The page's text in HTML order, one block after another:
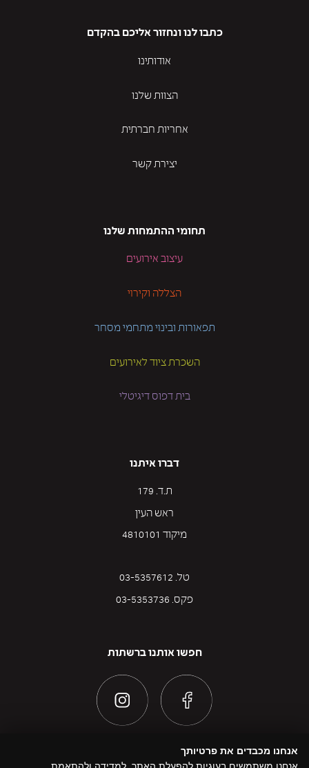
כתבו לנו ונחזור אליכם בהקדם
אודותינו
הצוות שלנו
אחריות חברתית
יצירת קשר
תחומי ההתמחות שלנו
עיצוב אירועים
הצללה וקירוי
תפאורות ובינוי מתחמי מסחר
השכרת ציוד לאירועים
בית דפוס דיגיטלי
דברו איתנו
ת.ד. 179
ראש העין
מיקוד 4810101
טל. 03-5357612
פקס. 03-5353736
חפשו אותנו ברשתות
אנחנו מכבדים את פרטיותך